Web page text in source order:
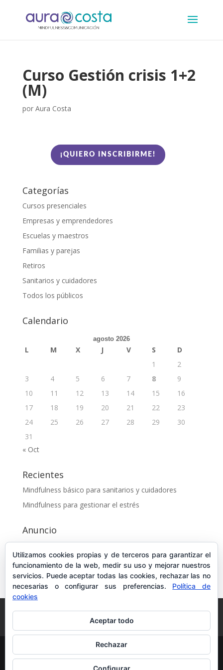
Curso Gestión crisis 1+2
(M)
por Aura Costa
¡QUIERO INSCRIBIRME!
Categorías
Cursos presenciales
Empresas y emprendedores
Escuelas y maestros
Familias y parejas
Retiros
Sanitarios y cuidadores
Todos los públicos
Calendario
agosto 2026
L M X J V S
D
1
2
3
4 5 6 7 8
9
10
11 12 13 14 15
16
17
18 19 20 21 22
23
24
25 26 27 28 29
30
31
« Oct
Recientes
Mindfulness básico para sanitarios y cuidadores
Mindfulness para gestionar el estrés
Anuncio
Título
hOLA ESTO ES UN ANUNCIO
Inicio Quién soy
Cursos y Servicios Online
Retiros
¿Hablamos?
© 2020 Aura Costa | Todos los derechos reservados |
Utilizamos cookies propias y de terceros para garantizar el
funcionamiento de la web, medir su uso y mejorar nuestros
servicios. Puede aceptar todas las cookies, rechazar las no
necesarias o configurar sus preferencias. Política de
cookies
Aceptar todo
Rechazar
Configurar